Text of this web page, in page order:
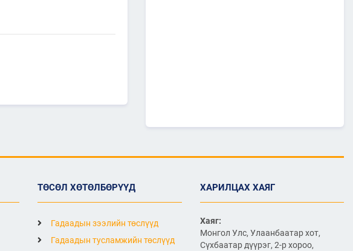
шагналаа
2026/07/07
ТӨСӨЛ ХӨТӨЛБӨРҮҮД
Гадаадын зээлийн төслүүд
Гадаадын тусламжийн төслүүд
ХАРИЛЦАХ ХАЯГ
Хаяг:
Монгол Улс, Улаанбаатар хот,
Сүхбаатар дүүрэг, 2-р хороо,